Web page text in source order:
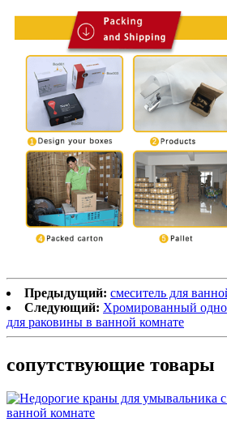
Предыдущий: смеситель для
Следующий: Хромированный
для раковины в ванной комнате
сопутствующие товары